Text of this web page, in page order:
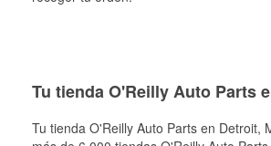
Tu tienda O'Reilly Auto Parts
Tu tienda O'Reilly Auto Parts en Detroit,